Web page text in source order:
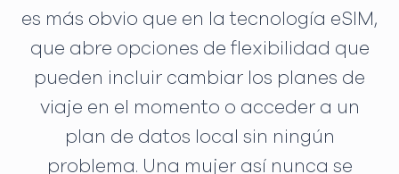
es más obvio que en la tecnología eSIM,
que abre opciones de flexibilidad que
pueden incluir cambiar los planes de
viaje en el momento o acceder a un
plan de datos local sin ningún
problema. Una mujer así nunca se